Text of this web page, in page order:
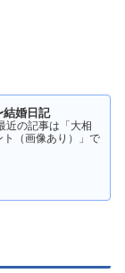
結婚日記
近の記事は「大相
（画像あり）」で